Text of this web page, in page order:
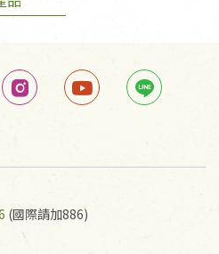
使用原箱退回，導致書籍有
凹角，將不接受退貨，也不
重法寶故，里仁網購無法
手抄稿寄還給消費者，因而
費者負擔。
(國際請加886)